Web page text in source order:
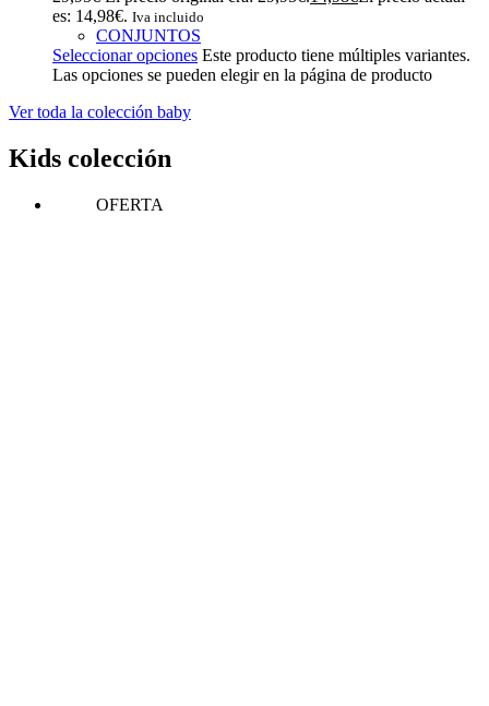
es: 14,98€. Iva incluido
CONJUNTOS
Seleccionar opciones Este producto tiene múltiples variantes.
Las opciones se pueden elegir en la página de producto
Ver toda la colección baby
Kids colección
OFERTA